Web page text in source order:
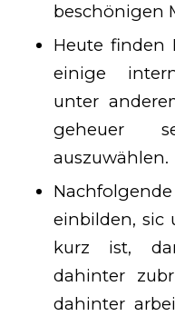
beschönigen
Heute finden
einige
unter
geheuer
auszuwählen.
einbilden, sic
kurz ist,
dahinter
dahinter